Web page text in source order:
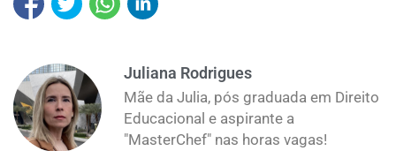
Juliana Rodrigues
Mãe da Julia, pós graduada em Direito
Educacional e aspirante a
"MasterChef" nas horas vagas!